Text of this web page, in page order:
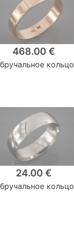
468.00 €
кольцо
24.00 €
кольцо